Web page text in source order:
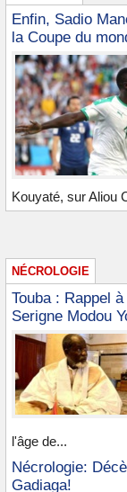
Enfin, Sadio
la Coupe du
Kouyaté, sur Aliou
NÉCROLOGIE
Touba : Rappel
Serigne Modou
l'âge de...
Nécrologie:
Gadiaga!